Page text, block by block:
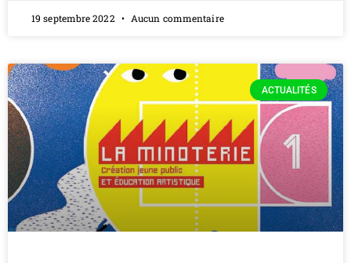
19 septembre 2022 Aucun commentaire
ACTUALITÉS